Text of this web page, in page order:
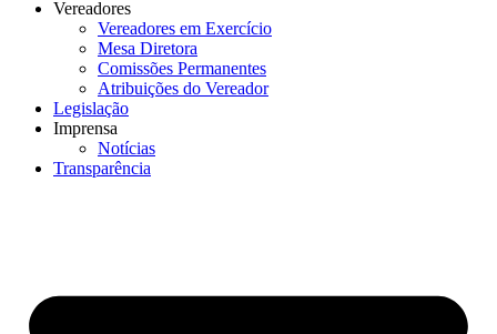
Vereadores
Vereadores em Exercício
Mesa Diretora
Comissões Permanentes
Atribuições do Vereador
Legislação
Imprensa
Notícias
Transparência